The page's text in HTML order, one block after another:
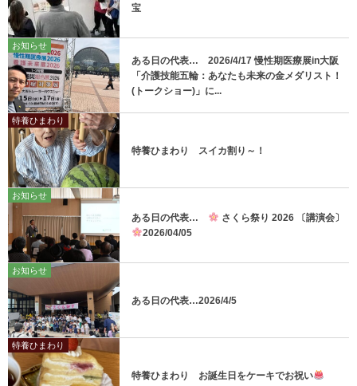
宝
お知らせ
ある日の代表… 2026/4/17 慢性期医療展in大阪
「介護技能五輪：あなたも未来の金メダリスト！
(トークショー)」に...
特養ひまわり
特養ひまわり スイカ割り～！
お知らせ
ある日の代表…
さくら祭り 2026 〔講演会〕
2026/04/05
お知らせ
ある日の代表…2026/4/5
特養ひまわり
特養ひまわり お誕生日をケーキでお祝い